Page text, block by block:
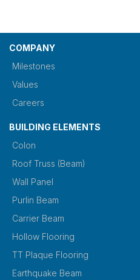
COMPANY
Milestones
Values
Careers
BUILDING ELEMENTS
Colon
Roof Truss (Beam)
Wall Panel
Purlin Beam
Carrier Beam
Hollow Flooring
TT Plaque Flooring
Earthquake Beam